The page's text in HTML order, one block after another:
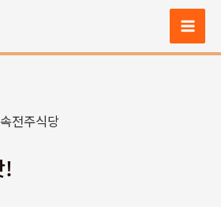
Main
전주식당
!